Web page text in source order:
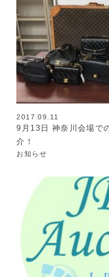
2017.09.11
9月13日 神奈川会場で
介！
お知らせ